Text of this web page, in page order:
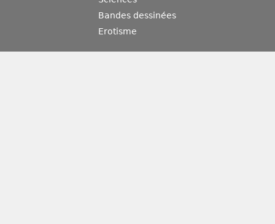
Bandes dessinées
Erotisme